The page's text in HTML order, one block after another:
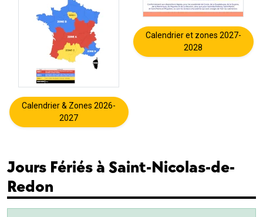
Calendrier & Zones 2026-
2027
Calendrier et zones 2027-
2028
Jours Fériés à Saint-Nicolas-de-
Redon